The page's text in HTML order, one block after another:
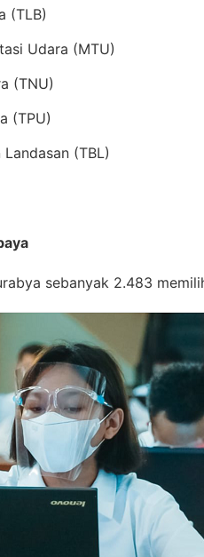
(TLB)
Udara (MTU)
(TNU)
(TPU)
(TBL)
sebanyak 2.483